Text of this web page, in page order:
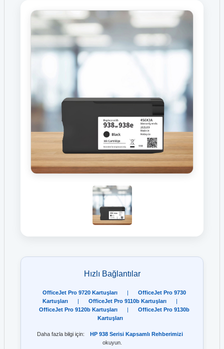
Hızlı Bağlantılar
OfficeJet Pro 9720 Kartuşları |
OfficeJet Pro 9730
Kartuşları
| OfficeJet Pro 9110b Kartuşları
|
OfficeJet Pro 9120b Kartuşları
|
OfficeJet Pro 9130b
Kartuşları
Daha fazla bilgi için:
HP 938 Serisi Kapsamlı Rehberimizi
okuyun.